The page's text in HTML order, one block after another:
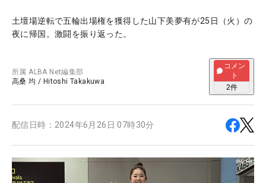
土壇場逆転で五輪出場権を獲得した山下美夢有が25日（火）の
夜に帰国。激闘を振り返った。
所属ALBA Net編集部
高桑 均 / Hitoshi Takakuwa
コメン
ト
2件
配信日時： 2024年6月26日 07時30分